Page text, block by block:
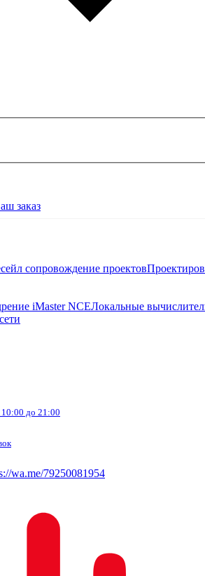
заказ
сопровождение проектов
iMaster NCEЛокальные
до 21:00
wa.me/79250081954